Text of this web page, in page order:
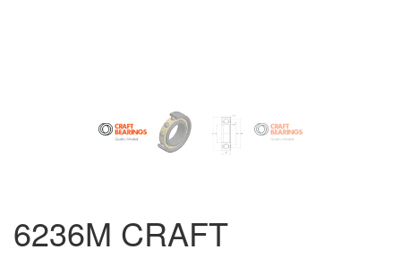
6236M CRAFT